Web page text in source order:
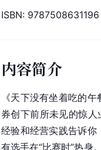
ISBN: 9787508631196
内容简介
《天下没有坐着吃的
券创下前所未见的惊人
经验和经营实践告诉你
有选手在“比赛时”热身